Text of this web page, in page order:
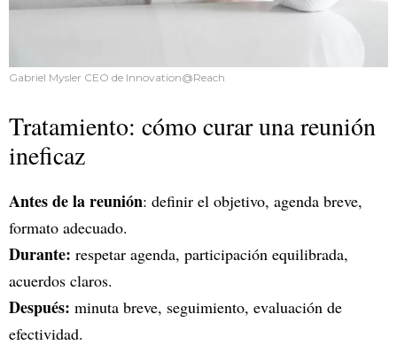
Gabriel Mysler CEO de Innovation@Reach
Tratamiento: cómo curar una reunión
ineficaz
Antes de la reunión: definir el objetivo, agenda breve,
formato adecuado.
Durante: respetar agenda, participación equilibrada,
acuerdos claros.
Después: minuta breve, seguimiento, evaluación de
efectividad.